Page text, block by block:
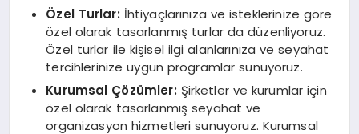
Özel Turlar: İhtiyaçlarınıza ve isteklerinize göre
özel olarak tasarlanmış turlar da düzenliyoruz.
Özel turlar ile kişisel ilgi alanlarınıza ve seyahat
tercihlerinize uygun programlar sunuyoruz.
Kurumsal Çözümler: Şirketler ve kurumlar için
özel olarak tasarlanmış seyahat ve
organizasyon hizmetleri sunuyoruz. Kurumsal